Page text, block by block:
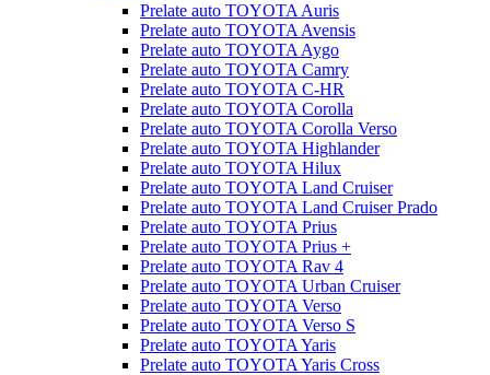
Prelate auto TOYOTA Auris
Prelate auto TOYOTA Avensis
Prelate auto TOYOTA Aygo
Prelate auto TOYOTA Camry
Prelate auto TOYOTA C-HR
Prelate auto TOYOTA Corolla
Prelate auto TOYOTA Corolla Verso
Prelate auto TOYOTA Highlander
Prelate auto TOYOTA Hilux
Prelate auto TOYOTA Land Cruiser
Prelate auto TOYOTA Land Cruiser Prado
Prelate auto TOYOTA Prius
Prelate auto TOYOTA Prius +
Prelate auto TOYOTA Rav 4
Prelate auto TOYOTA Urban Cruiser
Prelate auto TOYOTA Verso
Prelate auto TOYOTA Verso S
Prelate auto TOYOTA Yaris
Prelate auto TOYOTA Yaris Cross